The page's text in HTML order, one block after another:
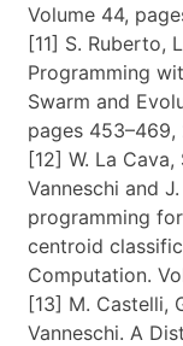
Volume 44,
[11] S. Ruberto,
Programming
Swarm and
pages 453–469,
[12] W. La
Vanneschi and
programming
centroid
Computation.
[13] M. Castelli,
Vanneschi. A